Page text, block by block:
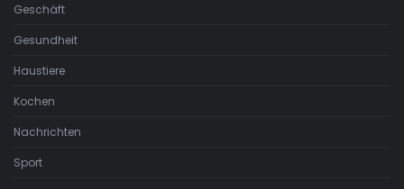
Geschäft
Gesundheit
Haustiere
Kochen
Nachrichten
Sport